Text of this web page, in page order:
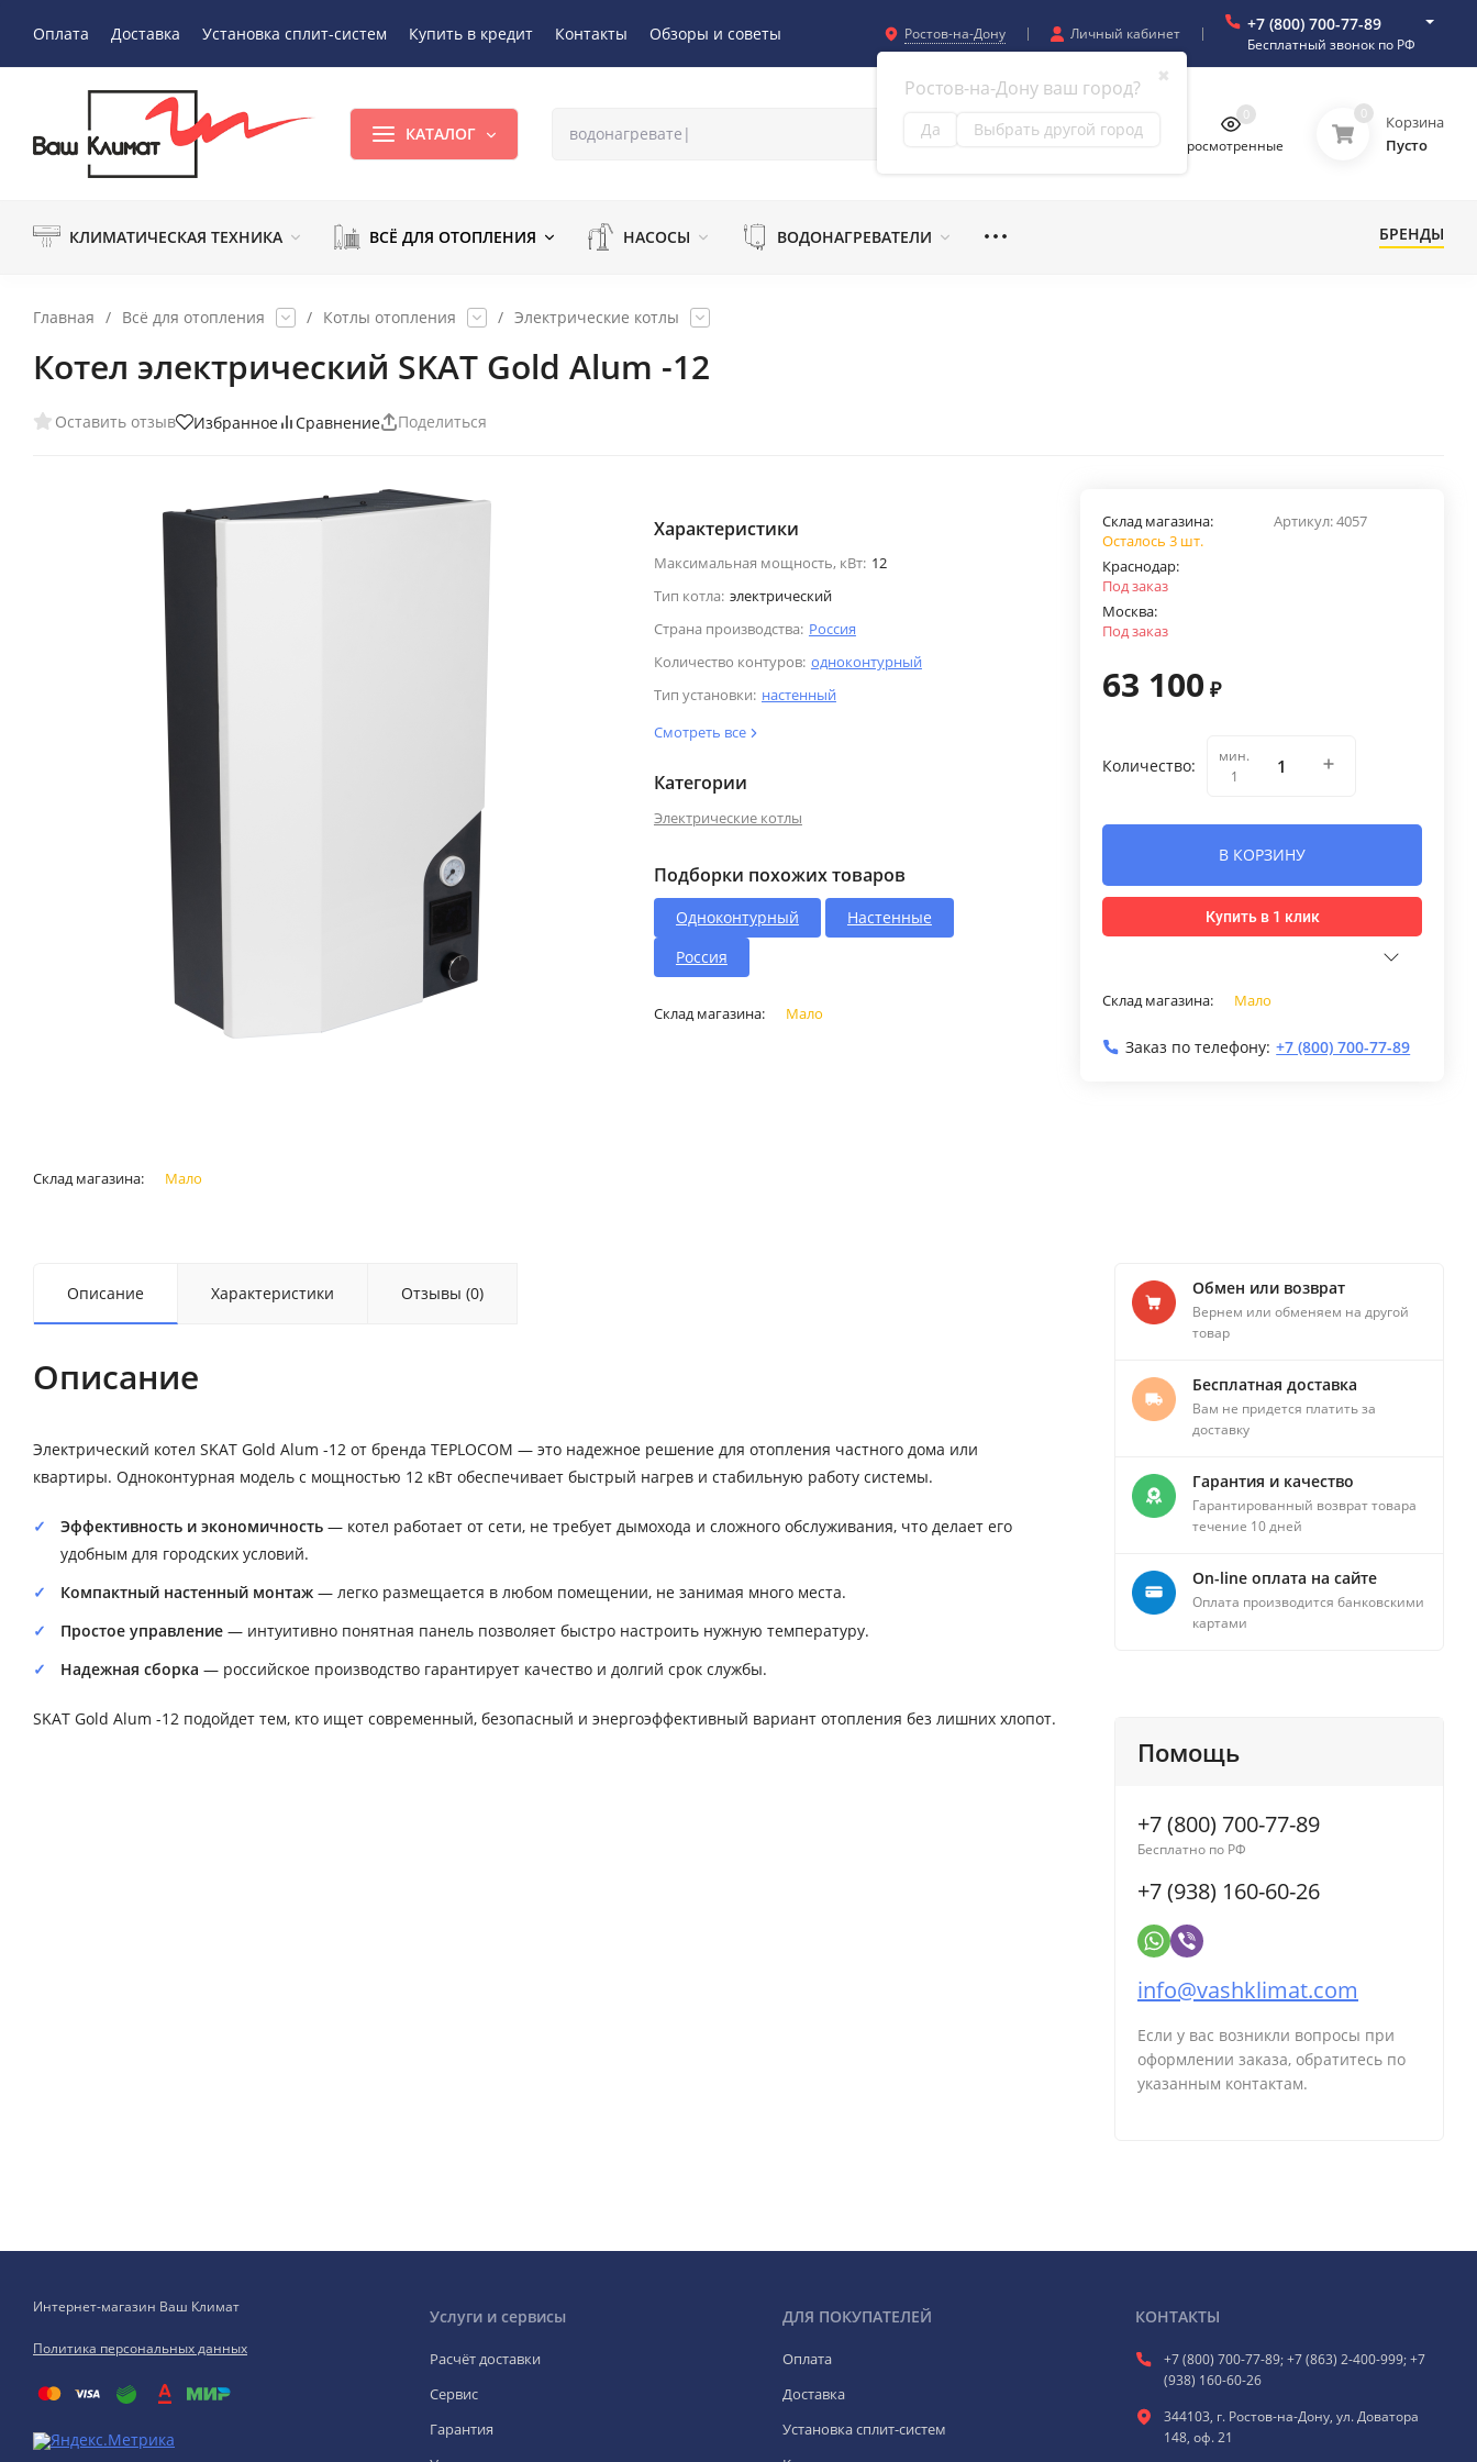
Оплата Доставка Установка сплит-систем Купить в кредит Контакты Обзоры и советы Ростов-на-Дону
✖
Ростов-на-Дону ваш город?
Да Выбрать другой город
Личный кабинет +7 (800) 700-77-89
Бесплатный звонок по РФ
КАТАЛОГ
Просмотренные
0 0
Корзина
Пусто
КЛИМАТИЧЕСКАЯ ТЕХНИКА ВСЁ ДЛЯ ОТОПЛЕНИЯ НАСОСЫ ВОДОНАГРЕВАТЕЛИ БРЕНДЫ
Главная / Всё для отопления / Котлы отопления / Электрические котлы
Котел электрический SKAT Gold Alum -12
Оставить отзыв Избранное Сравнение Поделиться
Характеристики
Максимальная мощность, кВт: 12
Тип котла: электрический
Страна производства: Россия
Количество контуров: одноконтурный
Тип установки: настенный
Смотреть все
Категории
Электрические котлы
Подборки похожих товаров
Одноконтурный
Настенные
Россия
Склад магазина: Мало
Артикул:4057
Склад магазина:
Осталось 3 шт.
Краснодар:
Под заказ
Москва:
Под заказ
63 100 ₽
Количество:
мин.
1
В КОРЗИНУ
Купить в 1 клик
Склад магазина: Мало
Заказ по телефону: +7 (800) 700-77-89
Склад магазина: Мало
Описание Характеристики Отзывы (0)
Описание
Электрический котел SKAT Gold Alum -12 от бренда TEPLOCOM — это надежное решение для отопления частного дома или
квартиры. Одноконтурная модель с мощностью 12 кВт обеспечивает быстрый нагрев и стабильную работу системы.
Эффективность и экономичность — котел работает от сети, не требует дымохода и сложного обслуживания, что делает его
удобным для городских условий.
Компактный настенный монтаж — легко размещается в любом помещении, не занимая много места.
Простое управление — интуитивно понятная панель позволяет быстро настроить нужную температуру.
Надежная сборка — российское производство гарантирует качество и долгий срок службы.
SKAT Gold Alum -12 подойдет тем, кто ищет современный, безопасный и энергоэффективный вариант отопления без лишних хлопот.
Обмен или возврат
Вернем или обменяем на другой
товар
Бесплатная доставка
Вам не придется платить за
доставку
Гарантия и качество
Гарантированный возврат товара
течение 10 дней
On-line оплата на сайте
Оплата производится банковскими
картами
Помощь
+7 (800) 700-77-89
Бесплатно по РФ
+7 (938) 160-60-26
info@vashklimat.com
Если у вас возникли вопросы при
оформлении заказа, обратитесь по
указанным контактам.
Интернет-магазин Ваш Климат
Политика персональных данных
Услуги и сервисы
Расчёт доставки
Сервис
Гарантия
ДЛЯ ПОКУПАТЕЛЕЙ
Оплата
Доставка
Установка сплит-систем
КОНТАКТЫ
+7 (800) 700-77-89; +7 (863) 2-400-999; +7
(938) 160-60-26
344103, г. Ростов-на-Дону, ул. Доватора
148, оф. 21